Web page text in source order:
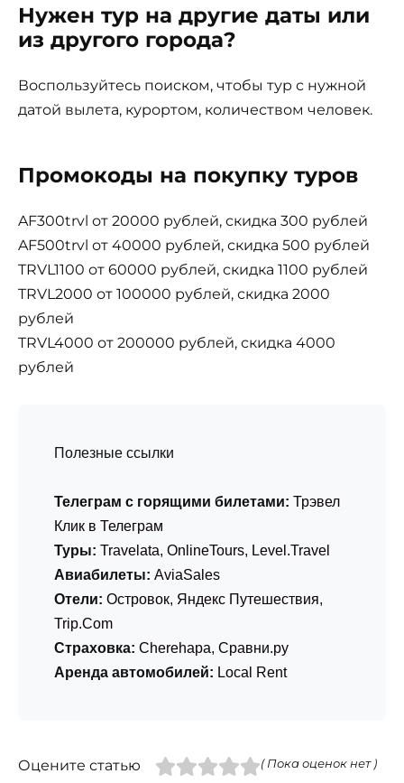
Нужен тур на другие даты или
из другого города?
Воспользуйтесь поиском, чтобы тур с нужной
датой вылета, курортом, количеством человек.
Промокоды на покупку туров
AF300trvl от 20000 рублей, скидка 300 рублей
AF500trvl от 40000 рублей, скидка 500 рублей
TRVL1100 от 60000 рублей, скидка 1100 рублей
TRVL2000 от 100000 рублей, скидка 2000
рублей
TRVL4000 от 200000 рублей, скидка 4000
рублей
Полезные ссылки
Телеграм с горящими билетами: Трэвел
Клик в Телеграм
Туры: Travelata, OnlineTours, Level.Travel
Авиабилеты: AviaSales
Отели: Островок, Яндекс Путешествия,
Trip.Com
Страховка: Cherehapa, Сравни.ру
Аренда автомобилей: Local Rent
Оцените статью ( Пока оценок нет )